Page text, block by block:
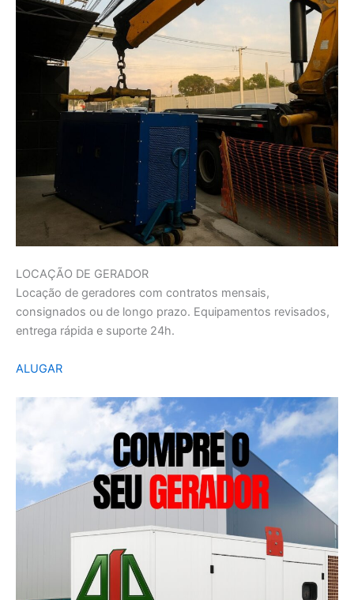
LOCAÇÃO DE GERADOR
Locação de geradores com contratos mensais,
consignados ou de longo prazo. Equipamentos revisados,
entrega rápida e suporte 24h.
ALUGAR